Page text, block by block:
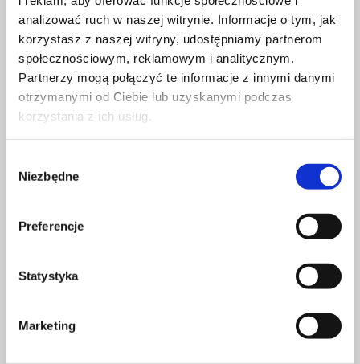
analizować ruch w naszej witrynie. Informacje o tym, jak
korzystasz z naszej witryny, udostępniamy partnerom
społecznościowym, reklamowym i analitycznym.
Partnerzy mogą połączyć te informacje z innymi danymi
otrzymanymi od Ciebie lub uzyskanymi podczas
korzystania z ich usług.
zgody
Niezbędne
Preferencje
Statystyka
Marketing
Jeśli szukasz kogoś, kto nie tylko napisze Ci teksty,
ale też weźmie odpowiedzialność za całą narrację
marki, to mogę być Twoim partnerem w tym procesie.
To jest właśnie rola shadow managera treści i
architekta komunikacji.
Gostrowska
Łączę fotografię i strategię wizerunku z pasją do
rozwoju osobistego, podróży i odkrywania świata.
Inspirują mnie: sport, psychologia i sztuka, dzięki